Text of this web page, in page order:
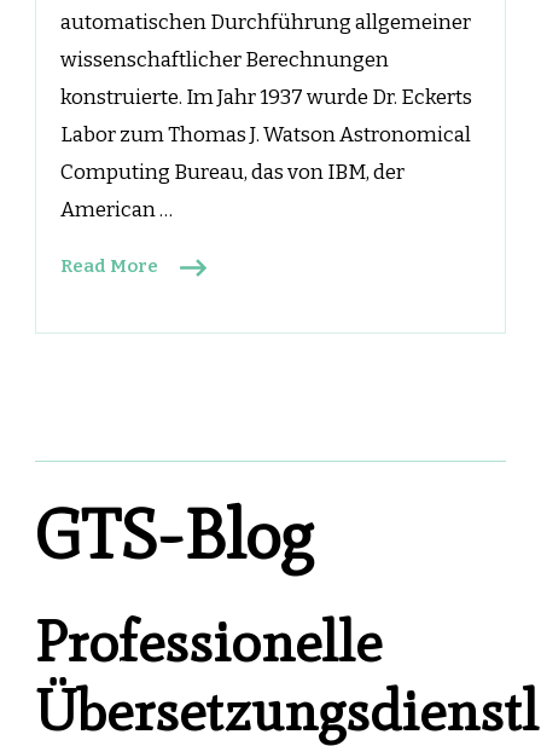
automatischen Durchführung allgemeiner
wissenschaftlicher Berechnungen
konstruierte. Im Jahr 1937 wurde Dr. Eckerts
Labor zum Thomas J. Watson Astronomical
Computing Bureau, das von IBM, der
American …
Read More
GTS-Blog
Professionelle